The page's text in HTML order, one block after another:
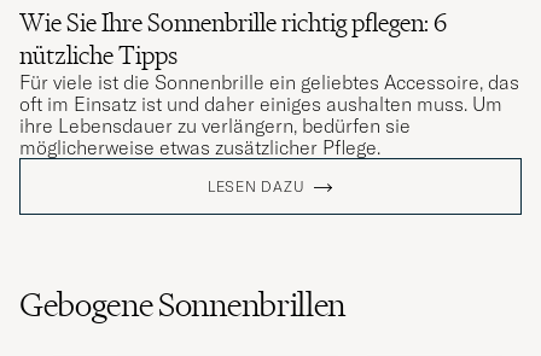
Wie Sie Ihre Sonnenbrille richtig pflegen: 6
nützliche Tipps
Für viele ist die Sonnenbrille ein geliebtes Accessoire, das
oft im Einsatz ist und daher einiges aushalten muss. Um
ihre Lebensdauer zu verlängern, bedürfen sie
möglicherweise etwas zusätzlicher Pflege.
LESEN DAZU
Gebogene Sonnenbrillen